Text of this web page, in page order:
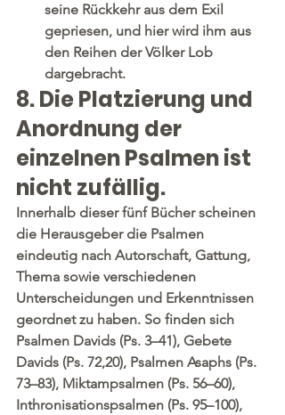
seine Rückkehr aus dem Exil
gepriesen, und hier wird ihm aus
den Reihen der Völker Lob
dargebracht.
8. Die Platzierung und
Anordnung der
einzelnen Psalmen ist
nicht zufällig.
Innerhalb dieser fünf Bücher scheinen
die Herausgeber die Psalmen
eindeutig nach Autorschaft, Gattung,
Thema sowie verschiedenen
Unterscheidungen und Erkenntnissen
geordnet zu haben. So finden sich
Psalmen Davids (Ps. 3–41), Gebete
Davids (Ps. 72,20), Psalmen Asaphs (Ps.
73–83), Miktampsalmen (Ps. 56–60),
Inthronisationspsalmen (Ps. 95–100),